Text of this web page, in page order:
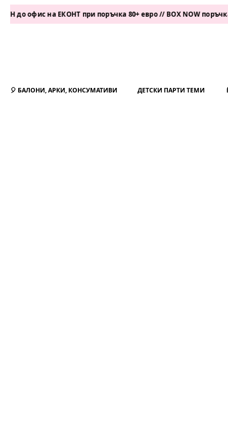
на ЕКОНТ при поръчка 80+ евро // BOX NOW поръчка 50+
🎈 БАЛОНИ, АРКИ, КОНСУМАТИВИ ДЕТСКИ ПАРТИ ТЕМИ